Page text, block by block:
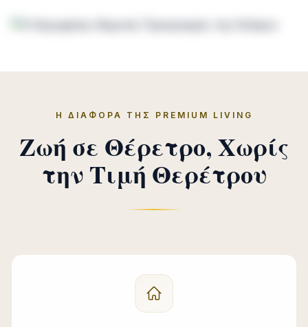
Η ΔΙΑΦΟΡΆ ΤΗΣ PREMIUM LIVING
Ζωή σε Θέρετρο, Χωρίς
την Τιμή Θερέτρου